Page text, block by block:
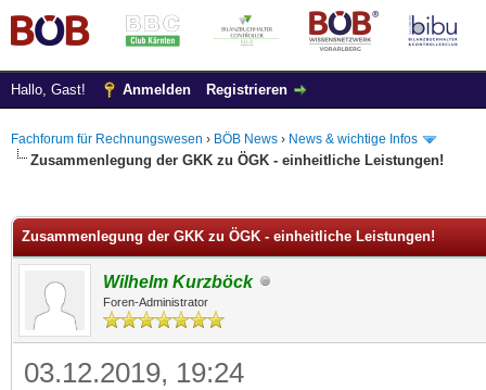
Hallo, Gast! Anmelden Registrieren
Fachforum für Rechnungswesen › BÖB News › News & wichtige Infos
Zusammenlegung der GKK zu ÖGK - einheitliche Leistungen!
Zusammenlegung der GKK zu ÖGK - einheitliche Leistungen!
Wilhelm Kurzböck
Foren-Administrator
03.12.2019, 19:24